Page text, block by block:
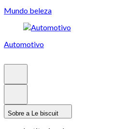
Mundo beleza
Automotivo
Sobre a Le biscuit